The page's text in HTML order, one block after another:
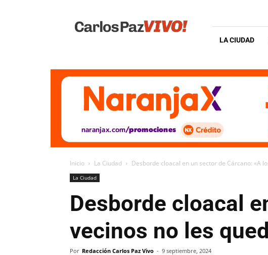
Vivo
LA CIUDAD
Inicio La Ciudad Desborde cloacal en un sector de Cárcano: «A
La Ciudad
Desborde cloacal
vecinos no les
Por Redacción Carlos Paz Vivo - 9 septiembre, 2024